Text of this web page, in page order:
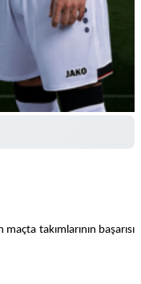
takımlarının başarısı